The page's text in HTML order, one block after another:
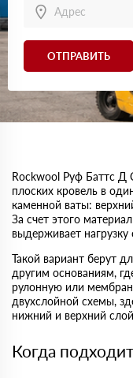
ОТПРАВИТЬ
Rockwool Руф Баттс Д
плоских кровель в
каменной ваты:
За счет этого
выдерживает
Такой вариант берут
другим основаниям,
рулонную или
двухслойной схемы,
нижний и верхний
Когда